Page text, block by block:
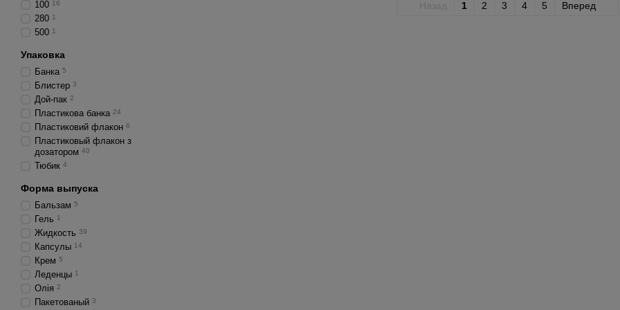
1 2 3 4 5 Вперед
100 16
280 1
500 1
Упаковка
Банка 5
Блистер 3
Дой-пак 2
Пластикова банка 24
Пластиковий флакон 6
Пластиковый флакон з
дозатором 40
Тюбик 4
Форма выпуска
Бальзам 5
Гель 1
Жидкость 39
Капсулы 14
Крем 5
Леденцы 1
Олія 2
Пакетованый 3